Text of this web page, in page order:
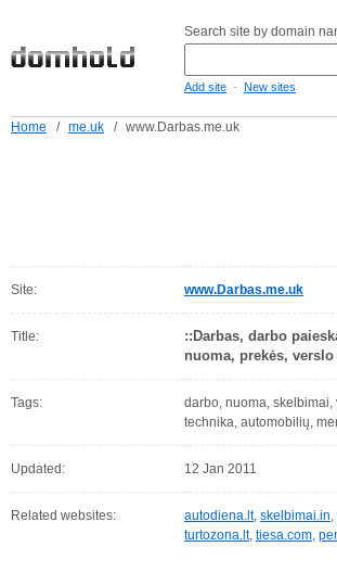
Search site by domain
Add site - New sites
Home / me.uk / www.Darbas.me.uk
Site: www.Darbas.me.uk
Title:
::Darbas, darbo
nuoma, prekės,
Tags:
darbo, nuoma,
technika, automobilių,
Updated: 12 Jan 2011
Related websites: autodiena.lt, skelbimai.in,
turtozona.lt, tiesa.com,